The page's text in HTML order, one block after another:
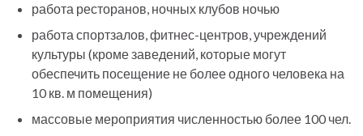
работа ресторанов, ночных клубов ночью
работа спортзалов, фитнес-центров, учреждений
культуры (кроме заведений, которые могут
обеспечить посещение не более одного человека на
10 кв. м помещения)
массовые мероприятия численностью более 100 чел.